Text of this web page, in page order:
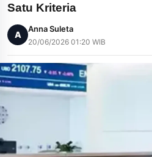
Satu Kriteria
A
Anna Suleta
20/06/2026 01:20 WIB